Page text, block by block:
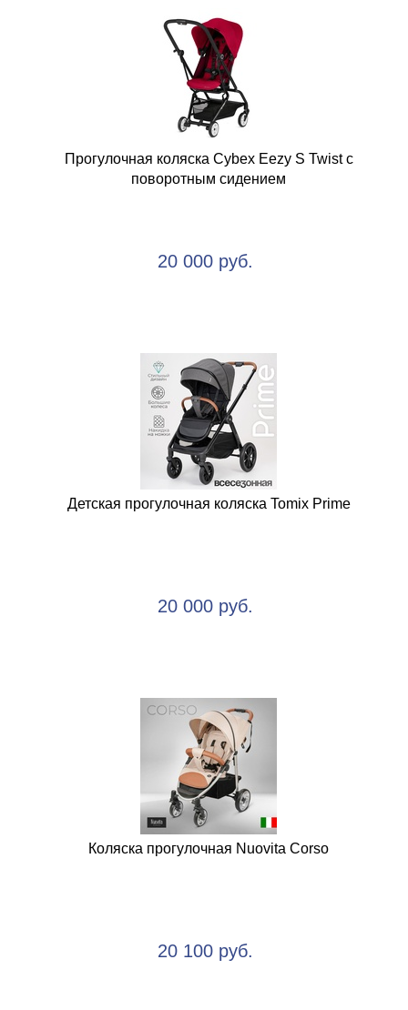
Прогулочная коляска Cybex Eezy S Twist с
поворотным сидением
20 000 руб.
Детская прогулочная коляска Tomix Prime
20 000 руб.
Коляска прогулочная Nuovita Corso
20 100 руб.